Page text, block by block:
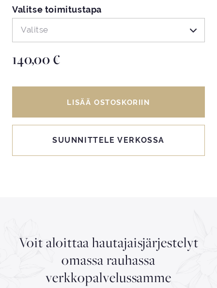
Valitse toimitustapa
Valitse
140,00€
LISÄÄ OSTOSKORIIN
SUUNNITTELE VERKOSSA
Voit aloittaa hautajaisjärjestelyt
omassa rauhassa
verkkopalvelussamme